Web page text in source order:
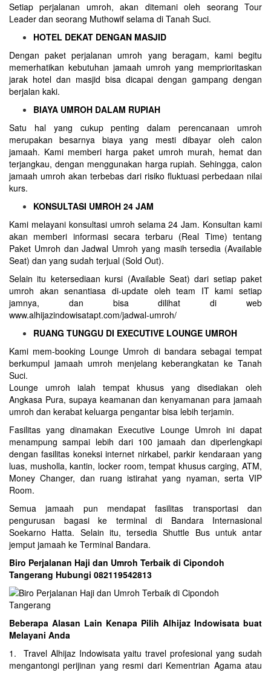
Setiap perjalanan umroh, akan ditemani oleh seorang Tour
Leader dan seorang Muthowif selama di Tanah Suci.
HOTEL DEKAT DENGAN MASJID
Dengan paket perjalanan umroh yang beragam, kami begitu
memerhatikan kebutuhan jamaah umroh yang memprioritaskan
jarak hotel dan masjid bisa dicapai dengan gampang dengan
berjalan kaki.
BIAYA UMROH DALAM RUPIAH
Satu hal yang cukup penting dalam perencanaan umroh
merupakan besarnya biaya yang mesti dibayar oleh calon
jamaah. Kami memberi harga paket umroh murah, hemat dan
terjangkau, dengan menggunakan harga rupiah. Sehingga, calon
jamaah umroh akan terbebas dari risiko fluktuasi perbedaan nilai
kurs.
KONSULTASI UMROH 24 JAM
Kami melayani konsultasi umroh selama 24 Jam. Konsultan kami
akan memberi informasi secara terbaru (Real Time) tentang
Paket Umroh dan Jadwal Umroh yang masih tersedia (Available
Seat) dan yang sudah terjual (Sold Out).
Selain itu ketersediaan kursi (Available Seat) dari setiap paket
umroh akan senantiasa di-update oleh team IT kami setiap
jamnya, dan bisa dilihat di web
www.alhijazindowisatapt.com/jadwal-umroh/
RUANG TUNGGU DI EXECUTIVE LOUNGE UMROH
Kami mem-booking Lounge Umroh di bandara sebagai tempat
berkumpul jamaah umroh menjelang keberangkatan ke Tanah
Suci.
Lounge umroh ialah tempat khusus yang disediakan oleh
Angkasa Pura, supaya keamanan dan kenyamanan para jamaah
umroh dan kerabat keluarga pengantar bisa lebih terjamin.
Fasilitas yang dinamakan Executive Lounge Umroh ini dapat
menampung sampai lebih dari 100 jamaah dan diperlengkapi
dengan fasilitas koneksi internet nirkabel, parkir kendaraan yang
luas, musholla, kantin, locker room, tempat khusus carging, ATM,
Money Changer, dan ruang istirahat yang nyaman, serta VIP
Room.
Semua jamaah pun mendapat fasilitas transportasi dan
pengurusan bagasi ke terminal di Bandara Internasional
Soekarno Hatta. Selain itu, tersedia Shuttle Bus untuk antar
jemput jamaah ke Terminal Bandara.
Biro Perjalanan Haji dan Umroh Terbaik di Cipondoh
Tangerang Hubungi 082119542813
Beberapa Alasan Lain Kenapa Pilih Alhijaz Indowisata buat
Melayani Anda
1. Travel Alhijaz Indowisata yaitu travel profesional yang sudah
mengantongi perijinan yang resmi dari Kementrian Agama atau